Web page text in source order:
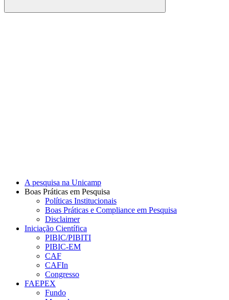
Buscar
A pesquisa na Unicamp
Boas Práticas em Pesquisa
Políticas Institucionais
Boas Práticas e Compliance em Pesquisa
Disclaimer
Iniciação Científica
PIBIC/PIBITI
PIBIC-EM
CAF
CAFIn
Congresso
FAEPEX
Fundo